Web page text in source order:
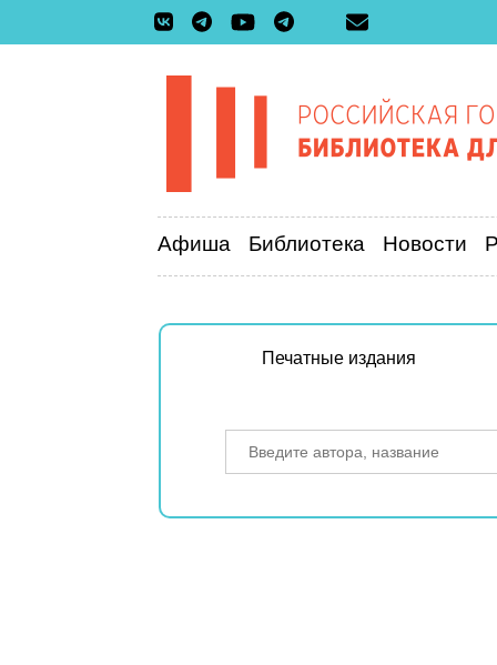
Афиша Библиотека Новости
Печатные издания